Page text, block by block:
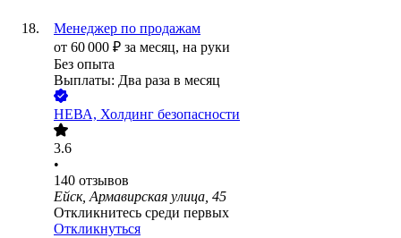
Менеджер по продажам
от 60 000 ₽ за месяц, на руки
Без опыта
Выплаты: Два раза в месяц
НЕВА, Холдинг безопасности
3.6
•
140 отзывов
Ейск, Армавирская улица, 45
Откликнитесь среди первых
Откликнуться